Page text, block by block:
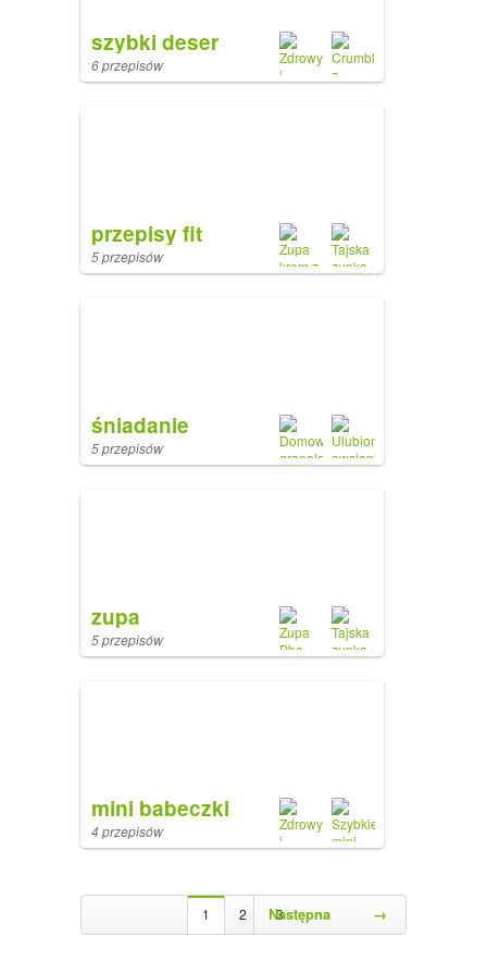
szybki deser
6 przepisów
przepisy fit
5 przepisów
śniadanie
5 przepisów
zupa
5 przepisów
mini babeczki
4 przepisów
1 2 3
Następna →